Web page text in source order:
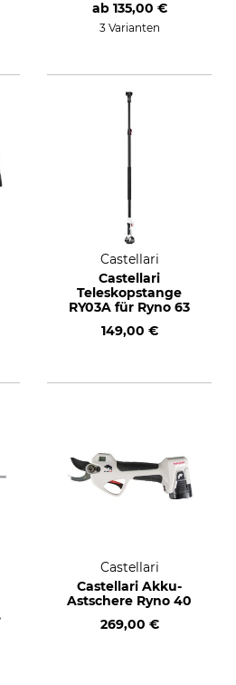
ab 135,00 €
3 Varianten
Castellari
Castellari
Teleskopstange
RY03A für Ryno 63
149,00 €
Castellari
Castellari Akku-
Astschere Ryno 40
269,00 €